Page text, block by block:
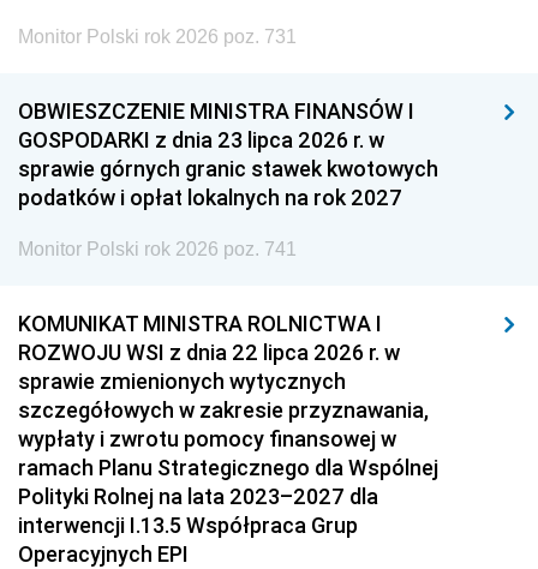
Monitor Polski rok 2026 poz. 731
OBWIESZCZENIE MINISTRA FINANSÓW I
GOSPODARKI z dnia 23 lipca 2026 r. w
sprawie górnych granic stawek kwotowych
podatków i opłat lokalnych na rok 2027
Monitor Polski rok 2026 poz. 741
KOMUNIKAT MINISTRA ROLNICTWA I
ROZWOJU WSI z dnia 22 lipca 2026 r. w
sprawie zmienionych wytycznych
szczegółowych w zakresie przyznawania,
wypłaty i zwrotu pomocy finansowej w
ramach Planu Strategicznego dla Wspólnej
Polityki Rolnej na lata 2023–2027 dla
interwencji I.13.5 Współpraca Grup
Operacyjnych EPI